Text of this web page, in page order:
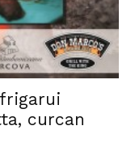
curcan